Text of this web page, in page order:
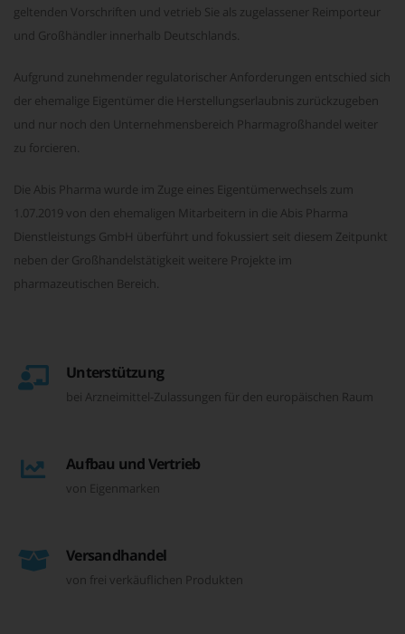
geltenden Vorschriften und vetrieb Sie als zugelassener Reimporteur
und Großhändler innerhalb Deutschlands.
Aufgrund zunehmender regulatorischer Anforderungen entschied sich
der ehemalige Eigentümer die Herstellungserlaubnis zurückzugeben
und nur noch den Unternehmensbereich Pharmagroßhandel weiter
zu forcieren.
Die Abis Pharma wurde im Zuge eines Eigentümerwechsels zum
1.07.2019 von den ehemaligen Mitarbeitern in die Abis Pharma
Dienstleistungs GmbH überführt und fokussiert seit diesem Zeitpunkt
neben der Großhandelstätigkeit weitere Projekte im
pharmazeutischen Bereich.
Unterstützung
bei Arzneimittel-Zulassungen für den europäischen Raum
Aufbau und Vertrieb
von Eigenmarken
Versandhandel
von frei verkäuflichen Produkten